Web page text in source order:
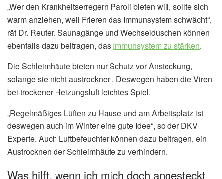
„Wer den Krankheitserregern Paroli bieten will, sollte sich
warm anziehen, weil Frieren das Immunsystem schwächt“,
rät Dr. Reuter. Saunagänge und Wechselduschen können
ebenfalls dazu beitragen, das Immunsystem zu stärken.
Die Schleimhäute bieten nur Schutz vor Ansteckung,
solange sie nicht austrocknen. Deswegen haben die Viren
bei trockener Heizungsluft leichtes Spiel.
„Regelmäßiges Lüften zu Hause und am Arbeitsplatz ist
deswegen auch im Winter eine gute Idee“, so der DKV
Experte. Auch Luftbefeuchter können dazu beitragen, ein
Austrocknen der Schleimhäute zu verhindern.
Was hilft, wenn ich mich doch angesteckt